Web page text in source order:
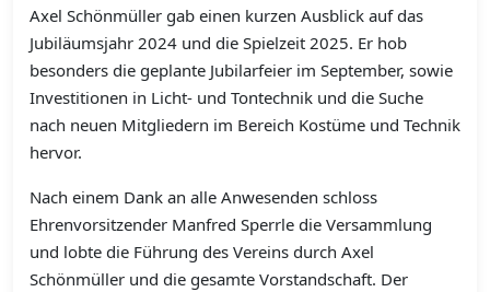
Axel Schönmüller gab einen kurzen Ausblick auf das
Jubiläumsjahr 2024 und die Spielzeit 2025. Er hob
besonders die geplante Jubilarfeier im September, sowie
Investitionen in Licht- und Tontechnik und die Suche
nach neuen Mitgliedern im Bereich Kostüme und Technik
hervor.
Nach einem Dank an alle Anwesenden schloss
Ehrenvorsitzender Manfred Sperrle die Versammlung
und lobte die Führung des Vereins durch Axel
Schönmüller und die gesamte Vorstandschaft. Der